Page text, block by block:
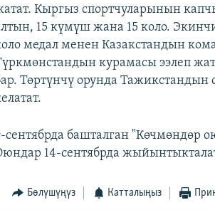
Кыргыз спортчуларынын
15 күмүш жана 15 коло.
медал менен Казакстандын
курамасы ээлеп
Төртүнчү орунда
сентябрда башталган "Көчмөндөр
14-сентябрда
Бөлүшүңүз Катталыңыз